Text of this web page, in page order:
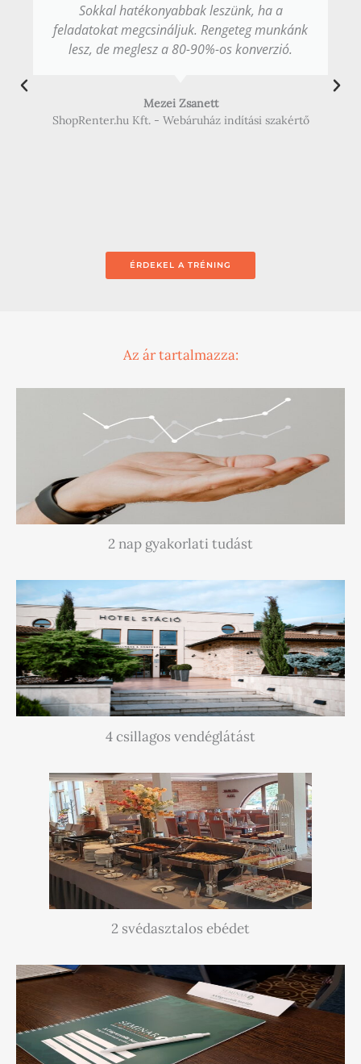
Sokkal hatékonyabbak leszünk, ha a
feladatokat megcsináljuk. Rengeteg munkánk
lesz, de meglesz a 80-90%-os konverzió.
Mezei Zsanett
ShopRenter.hu Kft. - Webáruház indítási szakértő
ÉRDEKEL A TRÉNING
Az ár tartalmazza:
2 nap gyakorlati tudást
4 csillagos vendéglátást
2 svédasztalos ebédet